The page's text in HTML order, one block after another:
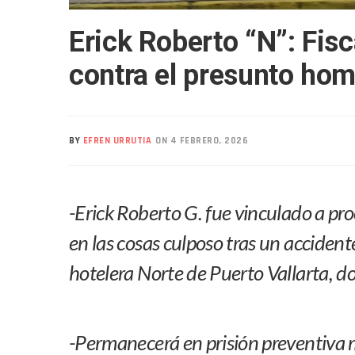
Realizan Operativo
Arquitecto Luis Munguía
Voces Del Orgullo
Nuevo Transporte Eléctrico
Lluvias Y Oleaje Elevado
Jóvenes En Movimiento
Pancho López; En La Mira
Citan A Siete Integrantes
Erick Roberto “N”:
contra el presunto
BY EFREN URRUTIA ON 4 FEBRERO, 2026
-Erick Roberto G. fue vinculado a
en las cosas culposo tras un
hotelera Norte de Puerto Vallarta,
-Permanecerá en prisión